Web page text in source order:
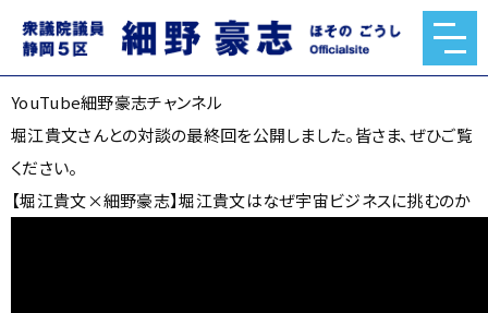
YouTube細野豪志チャンネル
2022.11.04
YouTube細野豪志チャンネル
堀江貴文さんとの対談の最終回を公開しました。皆さま、ぜひご覧
ください。
【堀江貴文×細野豪志】堀江貴文はなぜ宇宙ビジネスに挑むのか